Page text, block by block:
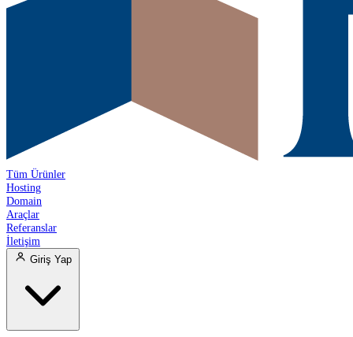
Tüm Ürünler
Hosting
Domain
Araçlar
Referanslar
İletişim
Giriş Yap